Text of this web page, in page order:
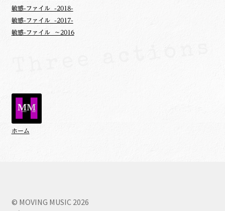
敏感-ファイル -2018-
敏感-ファイル -2017-
敏感-ファイル ～2016
ホーム
© MOVING MUSIC 2026